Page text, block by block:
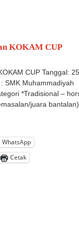
KOKAM CUP
CUP Tanggal:
SMK Muhammadiyah
*Tradisional –
juara bantalan)
WhatsApp
Cetak